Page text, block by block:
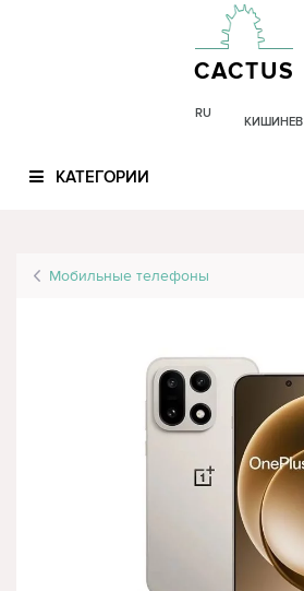
CACTUS
RU
КИШИНЕВ
КАТЕГОРИИ
Мобильные телефоны